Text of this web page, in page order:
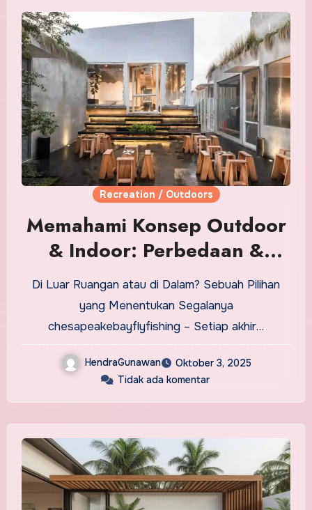
Recreation / Outdoors
Memahami Konsep Outdoor
& Indoor: Perbedaan &
Aplikasinya
Di Luar Ruangan atau di Dalam? Sebuah Pilihan
yang Menentukan Segalanya
chesapeakebayflyfishing – Setiap akhir…
HendraGunawan
Oktober 3, 2025
Tidak ada komentar